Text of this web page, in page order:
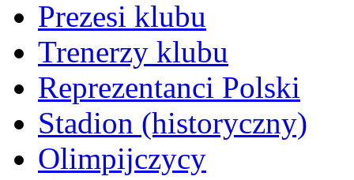
Prezesi klubu
Trenerzy klubu
Reprezentanci Polski
Stadion (historyczny)
Olimpijczycy